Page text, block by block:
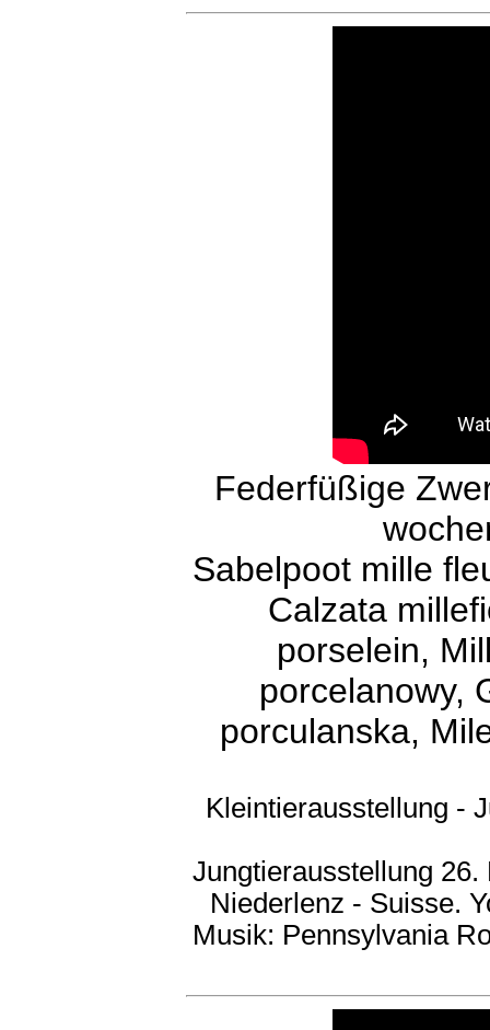
Federfüßige
Sabelpoot mille
Calzata
porselein,
porcelanowy,
porculanska,
Kleintierausstellung -
Jungtierausstellung
Niederlenz - Suisse.
Musik: Pennsylvania